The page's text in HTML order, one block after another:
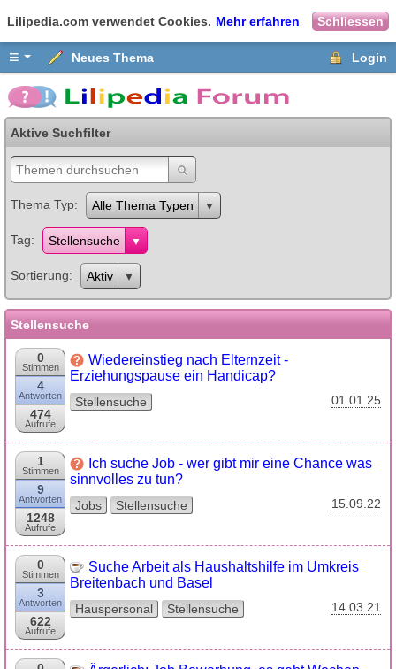
Lilipedia.com verwendet Cookies. Mehr erfahren Schliessen
≡ Neues Thema Login
Aktive Suchfilter
Thema Typ Alle Thema Typen
Tag Stellensuche
Sortierung Aktiv
Stellensuche
0
Stimmen
4
Antworten
474
Aufrufe
Wiedereinstieg nach Elternzeit -
Erziehungspause ein Handicap?
Stellensuche 01.01.25
1
Stimmen
9
Antworten
1248
Aufrufe
Ich suche Job - wer gibt mir eine Chance was
sinnvolles zu tun?
Jobs Stellensuche 15.09.22
0
Stimmen
3
Antworten
622
Aufrufe
Suche Arbeit als Haushaltshilfe im Umkreis
Breitenbach und Basel
Hauspersonal Stellensuche 14.03.21